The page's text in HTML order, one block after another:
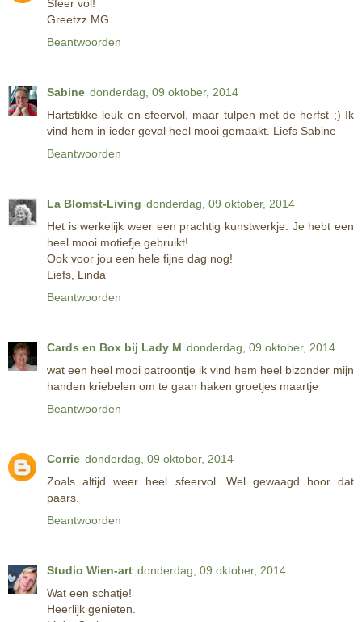
Sfeer vol!
Greetzz MG
Beantwoorden
Sabine donderdag, 09 oktober, 2014
Hartstikke leuk en sfeervol, maar tulpen met de herfst ;) Ik
vind hem in ieder geval heel mooi gemaakt. Liefs Sabine
Beantwoorden
La Blomst-Living donderdag, 09 oktober, 2014
Het is werkelijk weer een prachtig kunstwerkje. Je hebt een
heel mooi motiefje gebruikt!
Ook voor jou een hele fijne dag nog!
Liefs, Linda
Beantwoorden
Cards en Box bij Lady M donderdag, 09 oktober, 2014
wat een heel mooi patroontje ik vind hem heel bizonder mijn
handen kriebelen om te gaan haken groetjes maartje
Beantwoorden
Corrie donderdag, 09 oktober, 2014
Zoals altijd weer heel sfeervol. Wel gewaagd hoor dat
paars.
Beantwoorden
Studio Wien-art donderdag, 09 oktober, 2014
Wat een schatje!
Heerlijk genieten.